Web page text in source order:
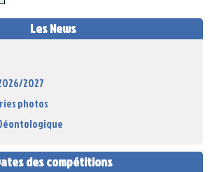
Les News
2027
photos
des compétitions